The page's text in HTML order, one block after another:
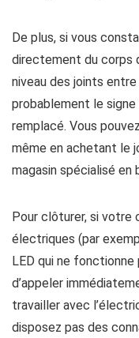
De plus, si vous
directement du corps
niveau des joints
probablement le
remplacé. Vous
même en achetant le
magasin spécialisé en
Pour clôturer, si votre
électriques (par
LED qui ne
d’appeler
travailler avec
disposez pas des